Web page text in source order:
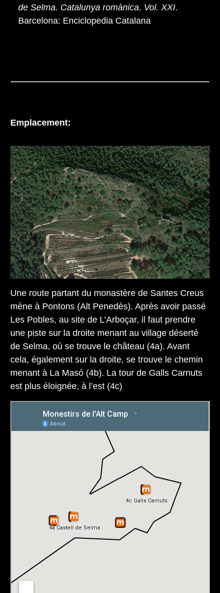
de Selma. Catalunya romànica. Vol. XXI.
Barcelona: Enciclopedia Catalana
Emplacement:
Une route partant du monastère de Santes Creus
mène à Pontons (Alt Penedès). Après avoir passé
Les Pobles, au site de L’Arboçar, il faut prendre
une piste sur la droite menant au village déserté
de Selma, où se trouve le château (4a). Avant
cela, également sur la droite, se trouve le chemin
menant à La Masó (4b). La tour de Galls Carnuts
est plus éloignée, à l’est (4c)